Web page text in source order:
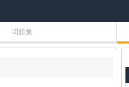
問題集